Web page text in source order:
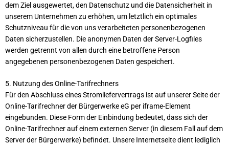
dem Ziel ausgewertet, den Datenschutz und die Datensicherheit in
unserem Unternehmen zu erhöhen, um letztlich ein optimales
Schutzniveau für die von uns verarbeiteten personenbezogenen
Daten sicherzustellen. Die anonymen Daten der Server-Logfiles
werden getrennt von allen durch eine betroffene Person
angegebenen personenbezogenen Daten gespeichert.
5. Nutzung des Online-Tarifrechners
Für den Abschluss eines Stromliefervertrags ist auf unserer Seite der
Online-Tarifrechner der Bürgerwerke eG per iframe-Element
eingebunden. Diese Form der Einbindung bedeutet, dass sich der
Online-Tarifrechner auf einem externen Server (in diesem Fall auf dem
Server der Bürgerwerke) befindet. Unsere Internetseite dient lediglich